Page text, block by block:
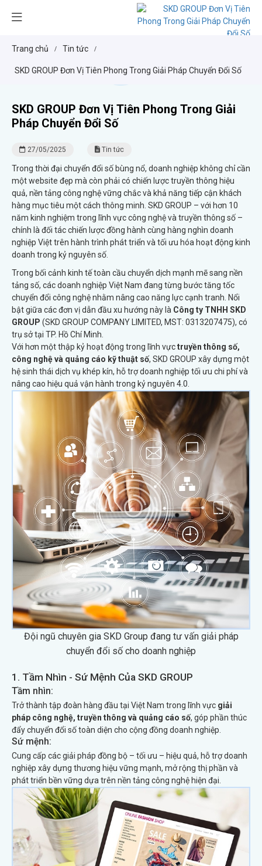
Trang chủ / Tin tức /
SKD GROUP Đơn Vị Tiên Phong Trong Giải Pháp Chuyển Đổi Số
SKD GROUP Đơn Vị Tiên Phong Trong Giải
Pháp Chuyển Đổi Số
27/05/2025 Tin tức
Trong thời đại chuyển đổi số bùng nổ, doanh nghiệp không chỉ cần
một website đẹp mà còn phải có chiến lược truyền thông hiệu
quả, nền tảng công nghệ vững chắc và khả năng tiếp cận khách
hàng mục tiêu một cách thông minh. SKD GROUP – với hơn 10
năm kinh nghiệm trong lĩnh vực công nghệ và truyền thông số –
chính là đối tác chiến lược đồng hành cùng hàng nghìn doanh
nghiệp Việt trên hành trình phát triển và tối ưu hóa hoạt động kinh
doanh trong kỷ nguyên số.
Trong bối cảnh kinh tế toàn cầu chuyển dịch mạnh mẽ sang nền
tảng số, các doanh nghiệp Việt Nam đang từng bước tăng tốc
chuyển đổi công nghệ nhằm nâng cao năng lực cạnh tranh. Nổi
bật giữa các đơn vị dẫn đầu xu hướng này là Công ty TNHH SKD
GROUP (SKD GROUP COMPANY LIMITED, MST: 0313207475), có
trụ sở tại TP. Hồ Chí Minh.
Với hơn một thập kỷ hoạt động trong lĩnh vựctruyền thông số,
công nghệ và quảng cáo kỹ thuật số, SKD GROUP xây dựng một
hệ sinh thái dịch vụ khép kín, hỗ trợ doanh nghiệp tối ưu chi phí và
nâng cao hiệu quả vận hành trong kỷ nguyên 4.0.
Đội ngũ chuyên gia SKD Group đang tư vấn giải pháp
chuyển đổi số cho doanh nghiệp
1. Tầm Nhìn - Sứ Mệnh Của SKD GROUP
Tầm nhìn:
Trở thành tập đoàn hàng đầu tại Việt Nam trong lĩnh vực giải
pháp công nghệ, truyền thông và quảng cáo số, góp phần thúc
đẩy chuyển đổi số toàn diện cho cộng đồng doanh nghiệp.
Sứ mệnh:
Cung cấp các giải pháp đồng bộ – tối ưu – hiệu quả, hỗ trợ doanh
nghiệp xây dựng thương hiệu vững mạnh, mở rộng thị phần và
phát triển bền vững dựa trên nền tảng công nghệ hiện đại.